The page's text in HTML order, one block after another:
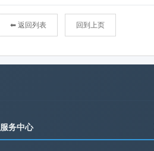
⬅ 返回列表 回到上页
服务中心